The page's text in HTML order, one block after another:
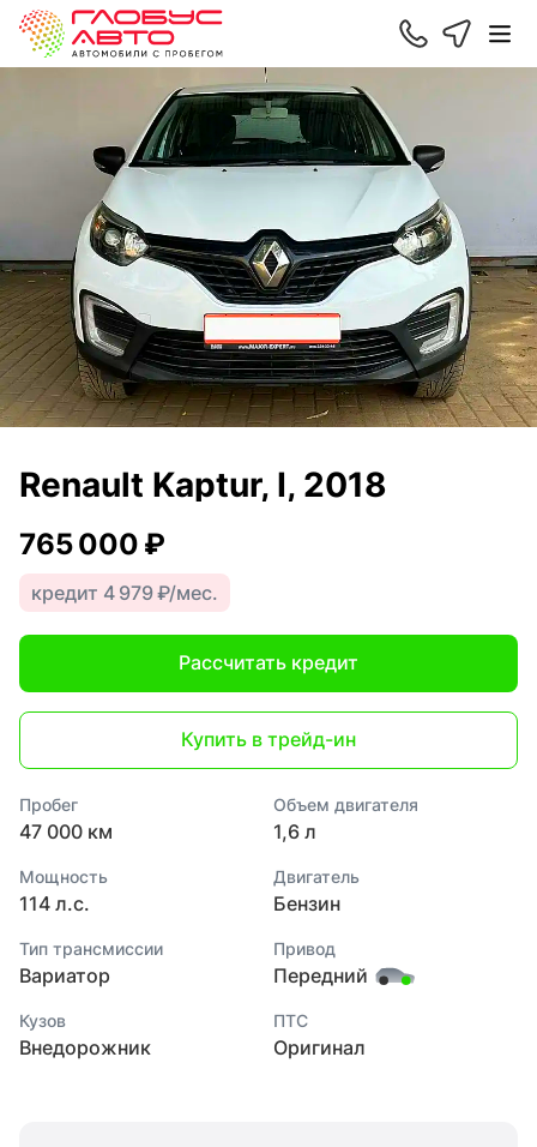
Renault Kaptur, I, 2018
765 000 ₽
кредит 4 979 ₽/мес.
Рассчитать кредит
Купить в трейд-ин
Пробег
47 000 км
Объем двигателя
1,6 л
Мощность
114 л.с.
Двигатель
Бензин
Тип трансмиссии
Вариатор
Привод
Передний
Кузов
Внедорожник
ПТС
Оригинал